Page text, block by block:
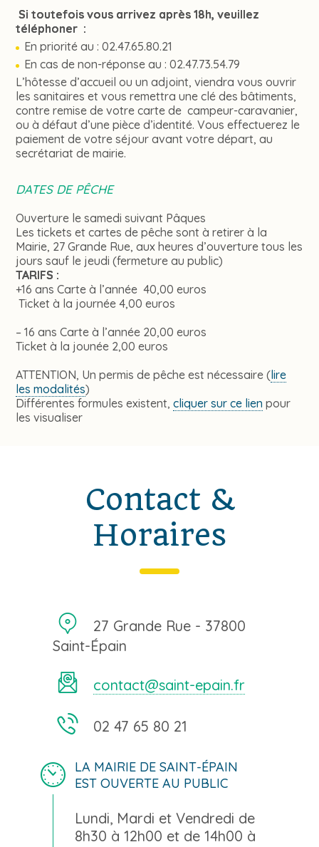
Si toutefois vous arrivez après 18h, veuillez
téléphoner :
En priorité au : 02.47.65.80.21
En cas de non-réponse au : 02.47.73.54.79
L’hôtesse d’accueil ou un adjoint, viendra vous ouvrir
les sanitaires et vous remettra une clé des bâtiments,
contre remise de votre carte de campeur-caravanier,
ou à défaut d’une pièce d’identité. Vous effectuerez le
paiement de votre séjour avant votre départ, au
secrétariat de mairie.
DATES DE PÊCHE
Ouverture le samedi suivant Pâques
Les tickets et cartes de pêche sont à retirer à la
Mairie, 27 Grande Rue, aux heures d’ouverture tous les
jours sauf le jeudi (fermeture au public)
TARIFS :
+16 ans Carte à l’année 40,00 euros
Ticket à la journée 4,00 euros
– 16 ans Carte à l’année 20,00 euros
Ticket à la jounée 2,00 euros
ATTENTION, Un permis de pêche est nécessaire (lire
les modalités)
Différentes formules existent,cliquer sur ce lien pour
les visualiser
Contact &
Horaires
27 Grande Rue - 37800
Saint-Épain
contact@saint-epain.fr
02 47 65 80 21
LA MAIRIE DE SAINT-ÉPAIN
EST OUVERTE AU PUBLIC
Lundi, Mardi et Vendredi de
8h30 à 12h00 et de 14h00 à